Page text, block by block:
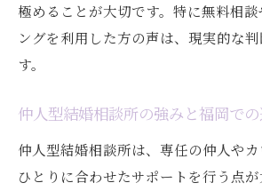
極めることが大切です。特に無料相
ングを利用した方の声は、現実的な
す。
仲人型結婚相談所の強みと福岡で
仲人型結婚相談所は、専任の仲人や
ひとりに合わせたサポートを行う点が